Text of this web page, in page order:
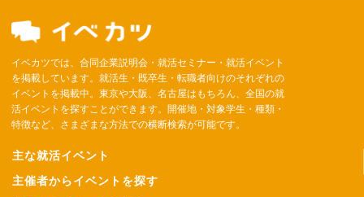
イベカツでは、合同企業説明会・就活セミナー・就活イベント
を掲載しています。就活生・既卒生・転職者向けのそれぞれの
イベントを掲載中。東京や大阪、名古屋はもちろん、全国の就
活イベントを探すことができます。開催地・対象学生・種類・
特徴など、さまざまな方法での横断検索が可能です。
主な就活イベント
主催者からイベントを探す